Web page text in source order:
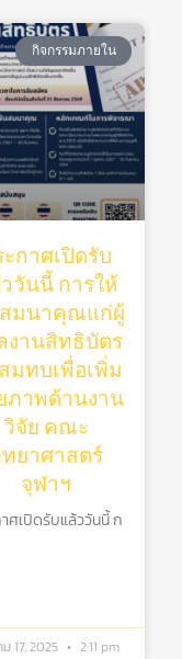
กิจกรรมภายใน
กาศเปิดรับ
วันนี้ การให้
สมนาคุณแก่ผู้
งานสิทธิบัตร
มทบเพื่อเพิ่ม
ภาพด้านงาน
วิจัย คณะ
ยาศาสตร์
จุฬาฯ
ศเปิดรับแล้ววันนี้ ก
17, 2025 2:11 pm